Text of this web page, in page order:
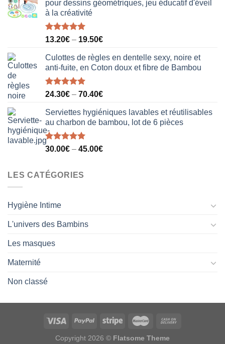
pour dessins géométriques, jeu éducatif d'éveil
à la créativité
Note5.00
13.20€ – 19.50€
Culottes de règles en dentelle sexy, noire et
anti-fuite, en Coton doux et fibre de Bambou
Note5.00
24.30€ – 70.40€
Serviettes hygiéniques lavables et réutilisables
au charbon de bambou, lot de 6 pièces
Note5.00
30.00€ – 45.00€
LES CATÉGORIES
Hygiène Intime
L'univers des Bambins
Les masques
Maternité
Non classé
Copyright 2026 © Flatsome Theme